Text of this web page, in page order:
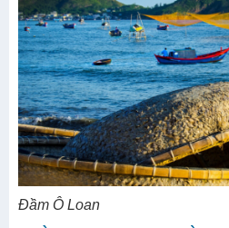
Đầm Ô Loan